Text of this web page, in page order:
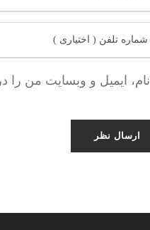
نام، ایمیل و وبسایت من